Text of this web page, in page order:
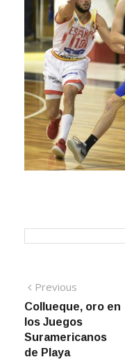
Navegación
de
entradas
Previous
post:
Collueque, oro en
los Juegos
Suramericanos
de Playa